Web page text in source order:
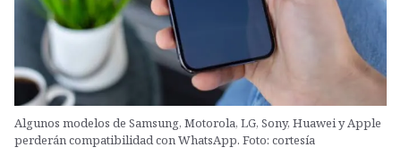
Algunos modelos de Samsung, Motorola, LG, Sony, Huawei y Apple
perderán compatibilidad con WhatsApp. Foto: cortesía